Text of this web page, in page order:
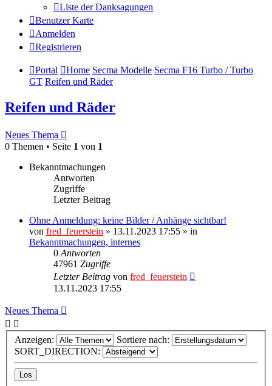
Liste der Danksagungen
Benutzer Karte
Anmelden
Registrieren
Portal Home Secma Modelle Secma F16 Turbo / Turbo
GT Reifen und Räder
Reifen und Räder
Neues Thema
0 Themen • Seite 1 von 1
Bekanntmachungen
Antworten
Zugriffe
Letzter Beitrag
Ohne Anmeldung: keine Bilder / Anhänge sichtbar!
von fred_feuerstein » 13.11.2023 17:55 » in
Bekanntmachungen, internes
0 Antworten
47961 Zugriffe
Letzter Beitrag von fred_feuerstein
13.11.2023 17:55
Neues Thema
Anzeigen:
Sortiere nach:
SORT_DIRECTION: